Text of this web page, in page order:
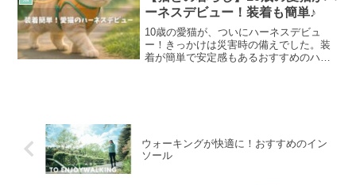
ーネスデビュー！装着も簡単♪
10歳の愛猫が、ついにハーネスデビュ
ー！きっかけは災害時の備えでした。装
着が簡単で安定感もあるおすすめのハー
ウォーキングが快適に！おすすめのイン
ソール